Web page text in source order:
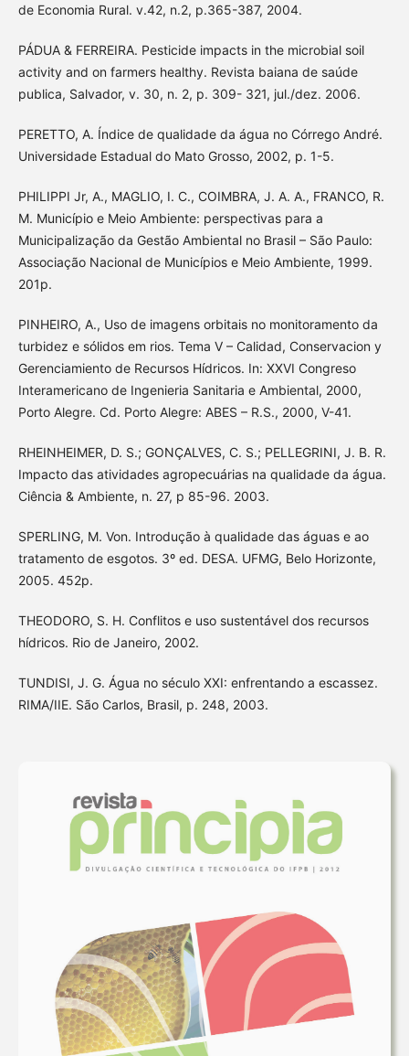
de Economia Rural. v.42, n.2, p.365-387, 2004.
PÁDUA & FERREIRA. Pesticide impacts in the microbial soil
activity and on farmers healthy. Revista baiana de saúde
publica, Salvador, v. 30, n. 2, p. 309- 321, jul./dez. 2006.
PERETTO, A. Índice de qualidade da água no Córrego André.
Universidade Estadual do Mato Grosso, 2002, p. 1-5.
PHILIPPI Jr, A., MAGLIO, I. C., COIMBRA, J. A. A., FRANCO, R.
M. Município e Meio Ambiente: perspectivas para a
Municipalização da Gestão Ambiental no Brasil – São Paulo:
Associação Nacional de Municípios e Meio Ambiente, 1999.
201p.
PINHEIRO, A., Uso de imagens orbitais no monitoramento da
turbidez e sólidos em rios. Tema V – Calidad, Conservacion y
Gerenciamiento de Recursos Hídricos. In: XXVI Congreso
Interamericano de Ingenieria Sanitaria e Ambiental, 2000,
Porto Alegre. Cd. Porto Alegre: ABES – R.S., 2000, V-41.
RHEINHEIMER, D. S.; GONÇALVES, C. S.; PELLEGRINI, J. B. R.
Impacto das atividades agropecuárias na qualidade da água.
Ciência & Ambiente, n. 27, p 85-96. 2003.
SPERLING, M. Von. Introdução à qualidade das águas e ao
tratamento de esgotos. 3º ed. DESA. UFMG, Belo Horizonte,
2005. 452p.
THEODORO, S. H. Conflitos e uso sustentável dos recursos
hídricos. Rio de Janeiro, 2002.
TUNDISI, J. G. Água no século XXI: enfrentando a escassez.
RIMA/IIE. São Carlos, Brasil, p. 248, 2003.